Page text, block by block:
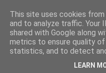
This site uses cookies
and to analyze traffic. Your
shared with Google along
metrics to ensure quality
statistics, and to detect
LEARN